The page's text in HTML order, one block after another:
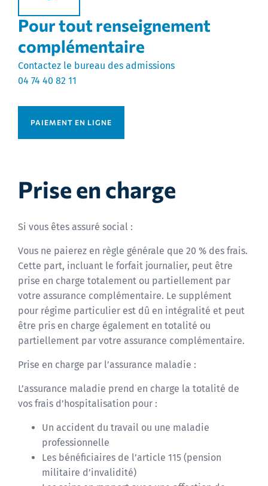
Pour tout renseignement
complémentaire
Contactez le bureau des admissions
04 74 40 82 11
PAIEMENT EN LIGNE
Prise en charge
Si vous êtes assuré social :
Vous ne paierez en règle générale que 20 % des frais.
Cette part, incluant le forfait journalier, peut être
prise en charge totalement ou partiellement par
votre assurance complémentaire. Le supplément
pour régime particulier est dû en intégralité et peut
être pris en charge également en totalité ou
partiellement par votre assurance complémentaire.
Prise en charge par l’assurance maladie :
L’assurance maladie prend en charge la totalité de
vos frais d’hospitalisation pour :
Un accident du travail ou une maladie
professionnelle
Les bénéficiaires de l’article 115 (pension
militaire d’invalidité)